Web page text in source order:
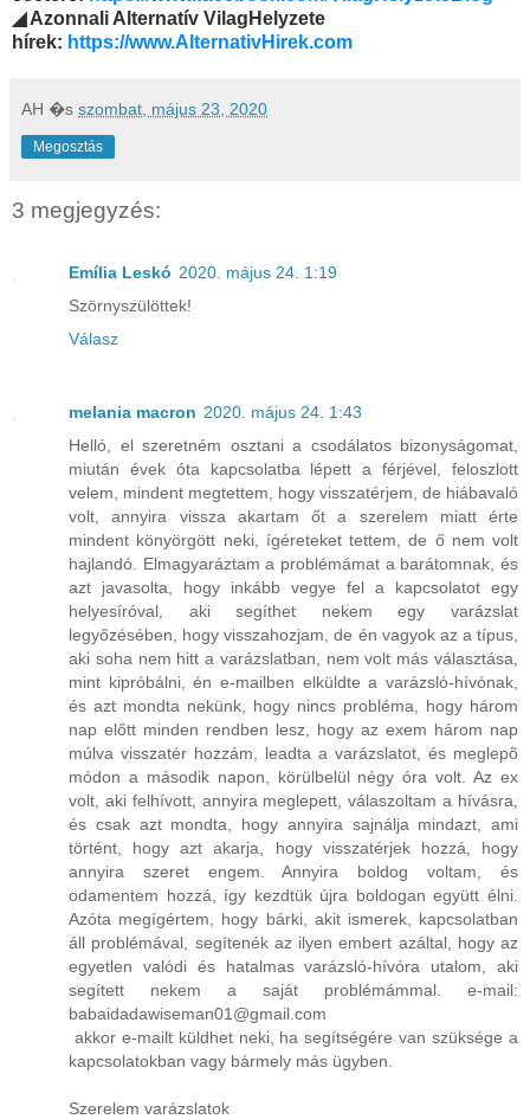
◢ Azonnali Alternatív VilagHelyzete
hírek: https://www.AlternativHirek.com
AH �s szombat, május 23, 2020
Megosztás
3 megjegyzés:
Emília Leskó 2020. május 24. 1:19
Szörnyszülöttek!
Válasz
melania macron 2020. május 24. 1:43
Helló, el szeretném osztani a csodálatos bizonyságomat,
miután évek óta kapcsolatba lépett a férjével, feloszlott
velem, mindent megtettem, hogy visszatérjem, de hiábavaló
volt, annyira vissza akartam őt a szerelem miatt érte
mindent könyörgött neki, ígéreteket tettem, de ő nem volt
hajlandó. Elmagyaráztam a problémámat a barátomnak, és
azt javasolta, hogy inkább vegye fel a kapcsolatot egy
helyesíróval, aki segíthet nekem egy varázslat
legyőzésében, hogy visszahozjam, de én vagyok az a típus,
aki soha nem hitt a varázslatban, nem volt más választása,
mint kipróbálni, én e-mailben elküldte a varázsló-hívónak,
és azt mondta nekünk, hogy nincs probléma, hogy három
nap előtt minden rendben lesz, hogy az exem három nap
múlva visszatér hozzám, leadta a varázslatot, és meglepõ
módon a második napon, körülbelül négy óra volt. Az ex
volt, aki felhívott, annyira meglepett, válaszoltam a hívásra,
és csak azt mondta, hogy annyira sajnálja mindazt, ami
történt, hogy azt akarja, hogy visszatérjek hozzá, hogy
annyira szeret engem. Annyira boldog voltam, és
odamentem hozzá, így kezdtük újra boldogan együtt élni.
Azóta megígértem, hogy bárki, akit ismerek, kapcsolatban
áll problémával, segítenék az ilyen embert azáltal, hogy az
egyetlen valódi és hatalmas varázsló-hívóra utalom, aki
segített nekem a saját problémámmal. e-mail:
babaidadawiseman01@gmail.com
akkor e-mailt küldhet neki, ha segítségére van szüksége a
kapcsolatokban vagy bármely más ügyben.
Szerelem varázslatok